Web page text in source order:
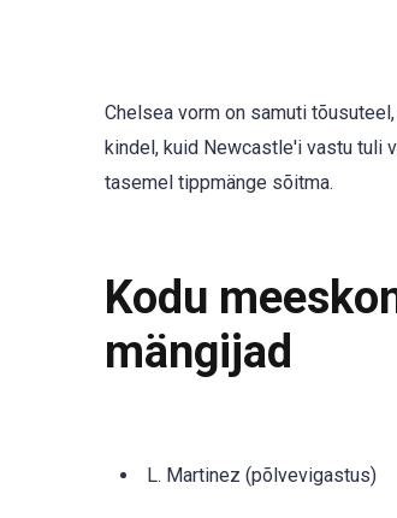
Chelsea vorm on samuti
kindel, kuid Newcastle'i vastu tuli
tasemel tippmänge sõitma.
Kodu
mängijad
L. Martinez (põlvevigastus)